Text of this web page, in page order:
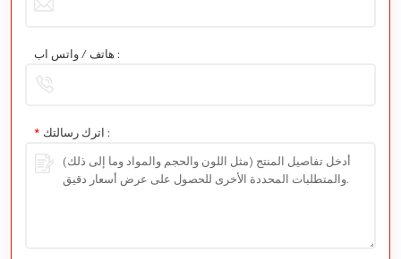
هاتف / واتس اب :
* اترك رسالتك :